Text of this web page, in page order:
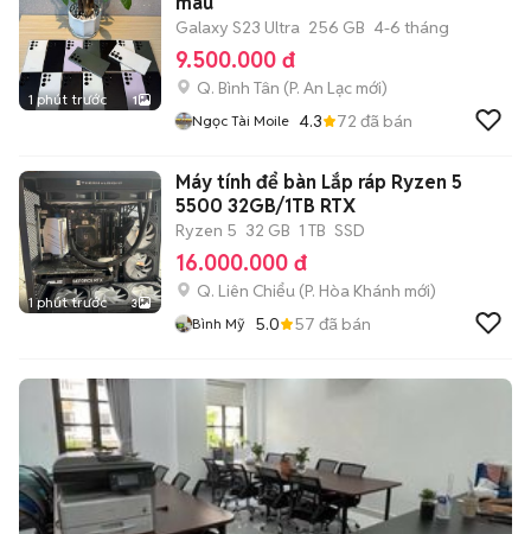
1 phút trước 1
Galaxy S23 Ultra 256 GB 4-6 tháng
9.500.000 đ
Q. Bình Tân (P. An Lạc mới)
Ngọc Tài Moile 4.3 72 đã bán
1 phút trước 3
Máy tính để bàn Lắp ráp Ryzen 5
5500 32GB/1TB RTX
Ryzen 5 32 GB 1 TB SSD
16.000.000 đ
Q. Liên Chiểu (P. Hòa Khánh mới)
Bình Mỹ 5.0 57 đã bán